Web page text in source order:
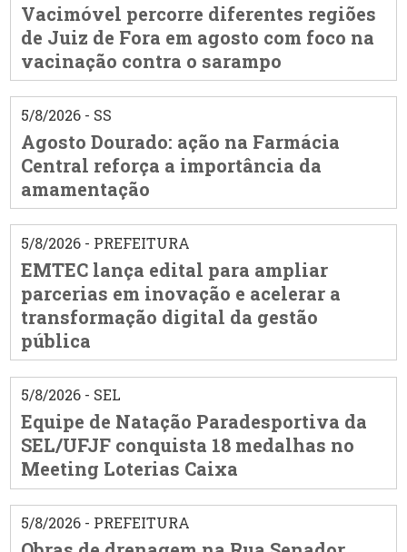
Vacimóvel percorre diferentes regiões
de Juiz de Fora em agosto com foco na
vacinação contra o sarampo
5/8/2026 - SS
Agosto Dourado: ação na Farmácia
Central reforça a importância da
amamentação
5/8/2026 - PREFEITURA
EMTEC lança edital para ampliar
parcerias em inovação e acelerar a
transformação digital da gestão
pública
5/8/2026 - SEL
Equipe de Natação Paradesportiva da
SEL/UFJF conquista 18 medalhas no
Meeting Loterias Caixa
5/8/2026 - PREFEITURA